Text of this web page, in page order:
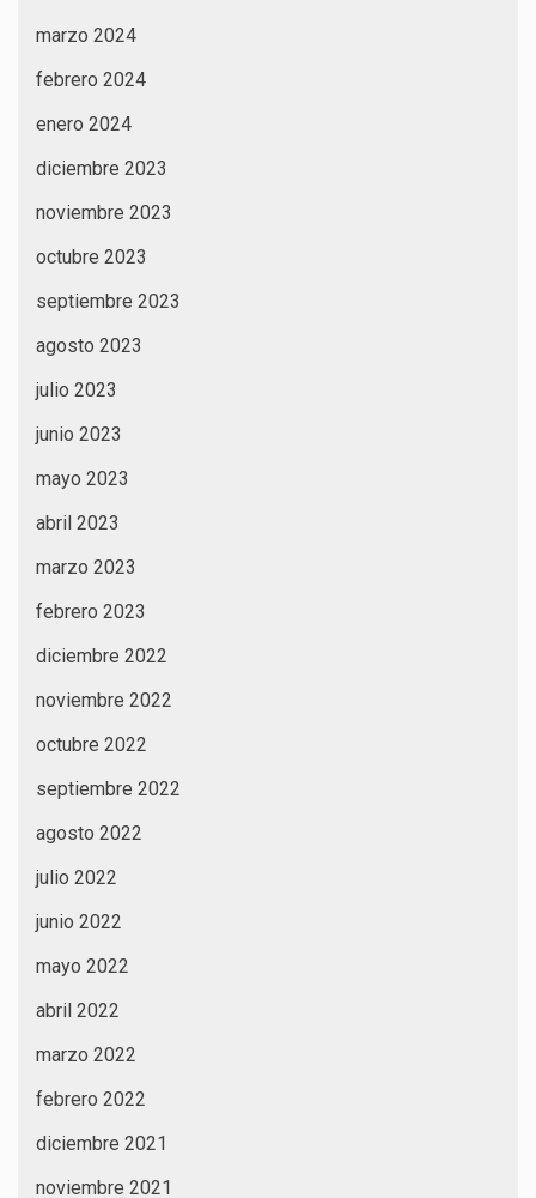
marzo 2024
febrero 2024
enero 2024
diciembre 2023
noviembre 2023
octubre 2023
septiembre 2023
agosto 2023
julio 2023
junio 2023
mayo 2023
abril 2023
marzo 2023
febrero 2023
diciembre 2022
noviembre 2022
octubre 2022
septiembre 2022
agosto 2022
julio 2022
junio 2022
mayo 2022
abril 2022
marzo 2022
febrero 2022
diciembre 2021
noviembre 2021